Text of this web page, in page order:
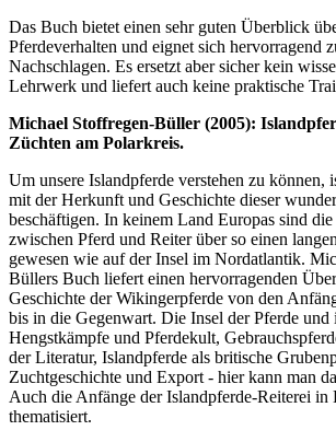
Das Buch bietet einen sehr guten Überblick
Pferdeverhalten und eignet sich hervorragend
Nachschlagen. Es ersetzt aber sicher kein
Lehrwerk und liefert auch keine praktische
Michael Stoffregen-Büller (2005):
Züchten am Polarkreis.
Um unsere Islandpferde verstehen zu können,
mit der Herkunft und Geschichte dieser
beschäftigen. In keinem Land Europas sind
zwischen Pferd und Reiter über so einen
gewesen wie auf der Insel im Nordatlantik.
Büllers Buch liefert einen hervorragenden
Geschichte der Wikingerpferde von den
bis in die Gegenwart. Die Insel der Pferde und
Hengstkämpfe und Pferdekult,
der Literatur, Islandpferde als britische
Zuchtgeschichte und Export - hier kann man
Auch die Anfänge der Islandpferde-Reiterei in
thematisiert.